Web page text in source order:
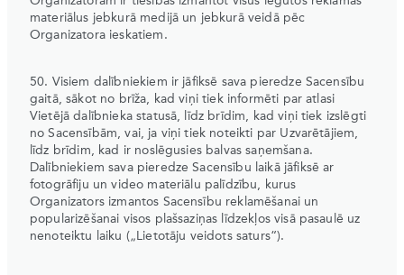
materiālus jebkurā medijā un jebkurā veidā pēc
Organizatora ieskatiem.
50. Visiem dalībniekiem ir jāfiksē sava pieredze Sacensību
gaitā, sākot no brīža, kad viņi tiek informēti par atlasi
Vietējā dalībnieka statusā, līdz brīdim, kad viņi tiek izslēgti
no Sacensībām, vai, ja viņi tiek noteikti par Uzvarētājiem,
līdz brīdim, kad ir noslēgusies balvas saņemšana.
Dalībniekiem sava pieredze Sacensību laikā jāfiksē ar
fotogrāfiju un video materiālu palīdzību, kurus
Organizators izmantos Sacensību reklamēšanai un
popularizēšanai visos plašsaziņas līdzekļos visā pasaulē uz
nenoteiktu laiku („Lietotāju veidots saturs“).